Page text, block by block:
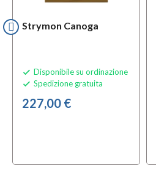
Strymon Canoga
 Disponibile su ordinazione
 Spedizione gratuita
227,00 €